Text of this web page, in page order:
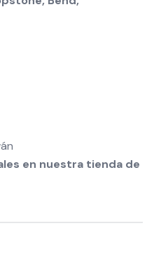
en nuestra tienda de